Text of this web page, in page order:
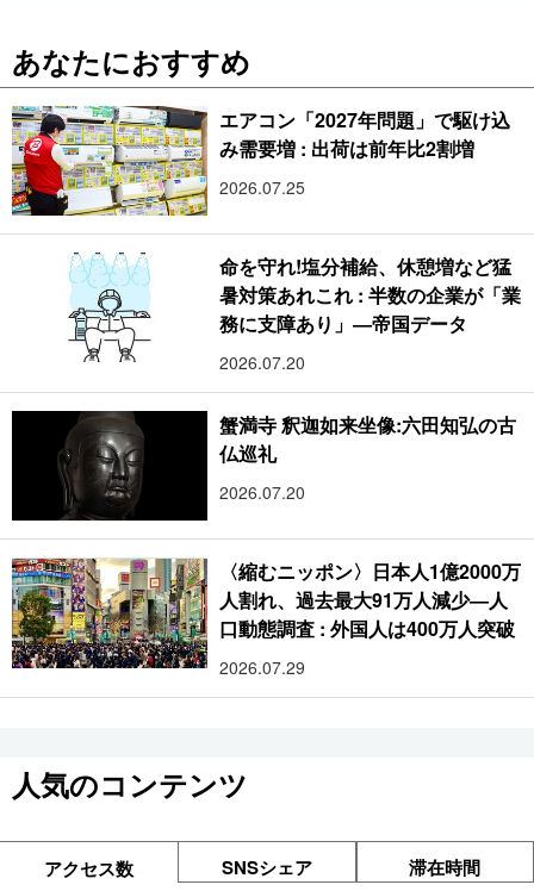
あなたにおすすめ
エアコン「2027年問題」で駆け込
み需要増 : 出荷は前年比2割増
2026.07.25
命を守れ!塩分補給、休憩増など猛
暑対策あれこれ : 半数の企業が「業
務に支障あり」―帝国データ
2026.07.20
蟹満寺 釈迦如来坐像:六田知弘の古
仏巡礼
2026.07.20
〈縮むニッポン〉日本人1億2000万
人割れ、過去最大91万人減少―人
口動態調査 : 外国人は400万人突破
2026.07.29
人気のコンテンツ
アクセス数 SNSシェア 滞在時間